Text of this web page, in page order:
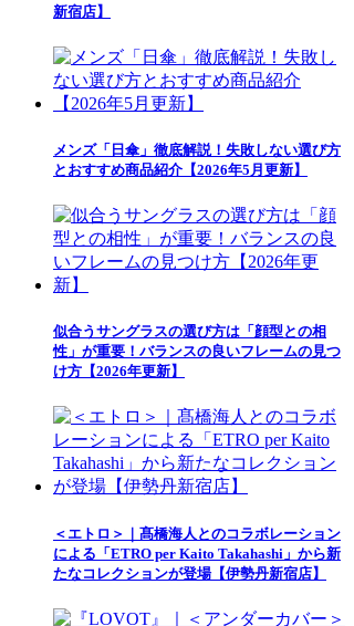
新宿店】
メンズ「日傘」徹底解説！失敗しない選び方
とおすすめ商品紹介【2026年5月更新】
似合うサングラスの選び方は「顔型との相
性」が重要！バランスの良いフレームの見つ
け方【2026年更新】
＜エトロ＞｜髙橋海人とのコラボレーション
による「ETRO per Kaito Takahashi」から新
たなコレクションが登場【伊勢丹新宿店】